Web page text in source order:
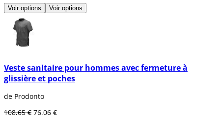
Voir options Voir options
Veste sanitaire pour hommes avec fermeture à
glissière et poches
de Prodonto
108,65 € 76,06 €